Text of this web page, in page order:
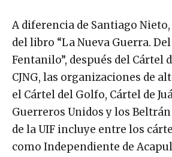
A diferencia de Santiago
del libro “La Nueva Guerra.
Fentanilo”, después del Cártel
CJNG, las organizaciones de
el Cártel del Golfo, Cártel de
Guerreros Unidos y los
de la UIF incluye entre los
como Independiente de